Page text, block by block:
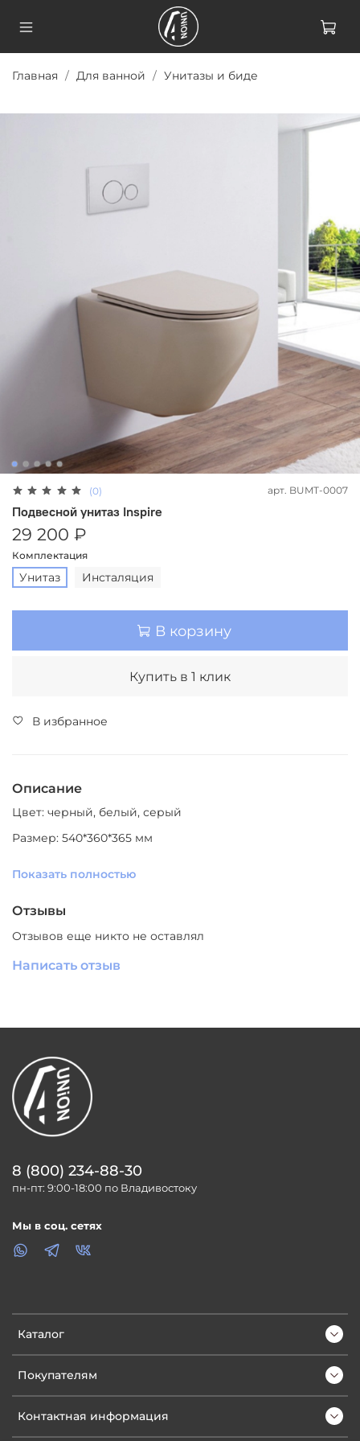
Главная Для ванной Унитазы и биде
(0) арт. BUMT-0007
Подвесной унитаз Inspire
29 200 ₽
Комплектация
Унитаз Инсталяция
В корзину
Купить в 1 клик
В избранное
Описание
Цвет: черный, белый, серый
Размер: 540*360*365 мм
Производитель: Южный Китай
Показать полностью
Отзывы
Отзывов еще никто не оставлял
Написать отзыв
Каталог
Покупателям
Контактная информация
8 (800) 234-88-30
пн-пт: 9:00-18:00 по Владивостоку
Мы в соц. сетях